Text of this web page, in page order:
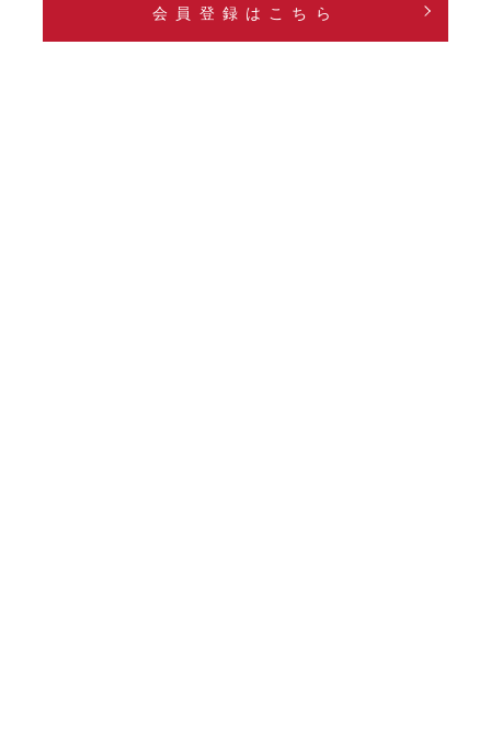
会員登録はこちら